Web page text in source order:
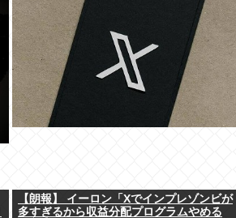
【朗報】 イーロン「Xでインプレゾンビが
多すぎるから収益分配プログラムやめる